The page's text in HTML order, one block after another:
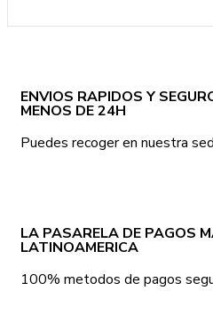
ENVIOS RAPIDOS Y
MENOS DE 24H
Puedes recoger en nuestra
LA PASARELA DE PAGOS
LATINOAMERICA
100% metodos de pagos